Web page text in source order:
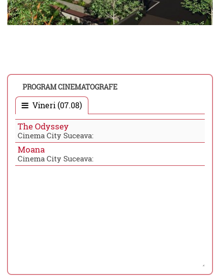
PROGRAM CINEMATOGRAFE
Vineri (07.08)
The Odyssey
Cinema City Suceava:
Moana
Cinema City Suceava: